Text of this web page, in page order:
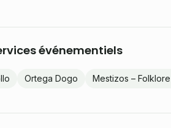
événementiels
Ortega Dogo Mestizos –